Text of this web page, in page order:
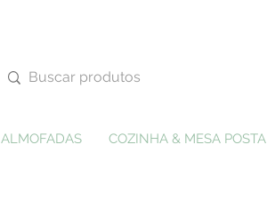
ALMOFADAS COZINHA & MESA POSTA